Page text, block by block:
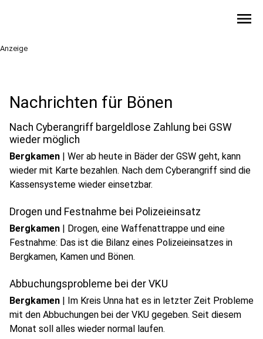
menu
Anzeige
Nachrichten für Bönen
Nach Cyberangriff bargeldlose Zahlung bei GSW
wieder möglich
Bergkamen | Wer ab heute in Bäder der GSW geht, kann
wieder mit Karte bezahlen. Nach dem Cyberangriff sind die
Kassensysteme wieder einsetzbar.
Drogen und Festnahme bei Polizeieinsatz
Bergkamen | Drogen, eine Waffenattrappe und eine
Festnahme: Das ist die Bilanz eines Polizeieinsatzes in
Bergkamen, Kamen und Bönen.
Abbuchungsprobleme bei der VKU
Bergkamen | Im Kreis Unna hat es in letzter Zeit Probleme
mit den Abbuchungen bei der VKU gegeben. Seit diesem
Monat soll alles wieder normal laufen.